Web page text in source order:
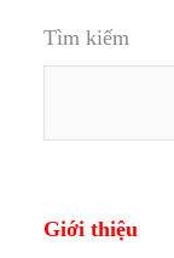
Tìm kiếm
Giới thiệu